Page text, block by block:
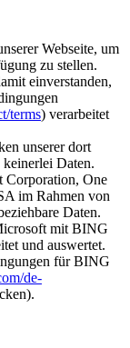
Webseite, um
zu stellen.
einverstanden,
terms) verarbeitet
unserer dort
Daten.
Corporation, One
im Rahmen von
Daten.
mit BING
und auswertet.
für BING
de-